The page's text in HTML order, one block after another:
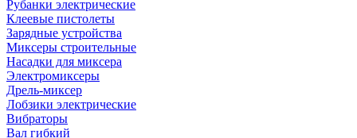
Рубанки электрические
Клеевые пистолеты
Зарядные устройства
Миксеры строительные
Насадки для миксера
Электромиксеры
Дрель-миксер
Лобзики электрические
Вибраторы
Вал гибкий